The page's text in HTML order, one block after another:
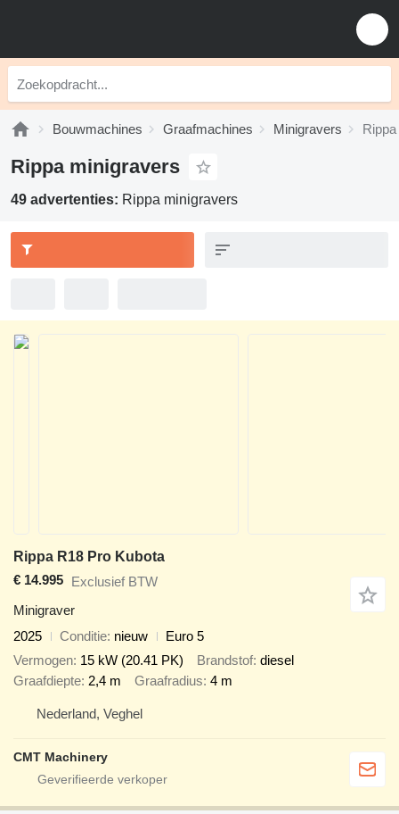
Bouwmachines Graafmachines Minigravers
Rippa minigravers
49 advertenties: Rippa minigravers
Rippa R18 Pro Kubota
€ 14.995 Exclusief BTW
Minigraver
2025
Conditie nieuw
Euro 5
Vermogen 15 kW (20.41 PK) Brandstof diesel
Graafdiepte 2,4 m Graafradius 4 m
Nederland, Veghel
CMT Machinery